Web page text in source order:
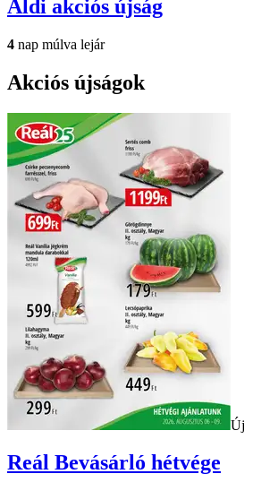
Aldi akciós újság
4 nap múlva lejár
Akciós újságok
Új
Reál Bevásárló hétvége